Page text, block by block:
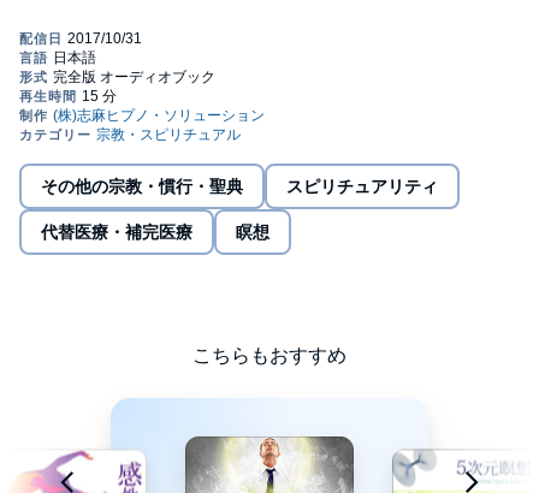
ン（C）株式会社志麻ヒプノ・ソリューション
その他の宗教・慣行・聖典 スピリチュアリティ
代替医療・補完医療 瞑想
こちらもおすすめ